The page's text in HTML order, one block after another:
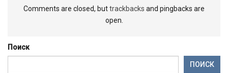
Comments are closed, buttrackbacks and pingbacks are
open.
Поиск
ПОИСК